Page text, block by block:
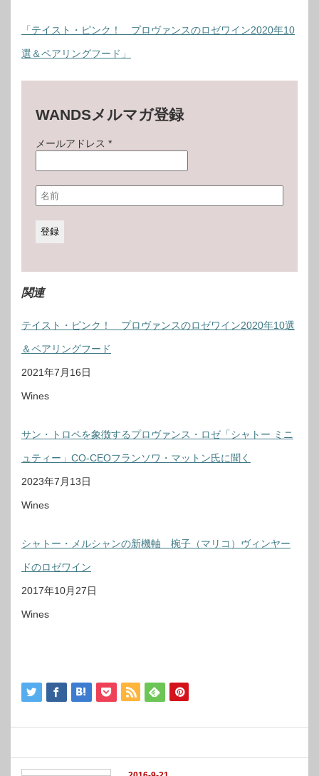
「テイスト・ピンク！ プロヴァンスのロゼワイン2020年10
選＆ペアリングフード」
WANDSメルマガ登録
メールアドレス *
関連
テイスト・ピンク！ プロヴァンスのロゼワイン2020年10選
＆ペアリングフード
2021年7月16日
Wines
サン・トロペを象徴するプロヴァンス・ロゼ「シャトー ミニ
ュティー」CO-CEOフランソワ・マットン氏に聞く
2023年7月13日
Wines
シャトー・メルシャンの新機軸 椀子（マリコ）ヴィンヤー
ドのロゼワイン
2017年10月27日
Wines